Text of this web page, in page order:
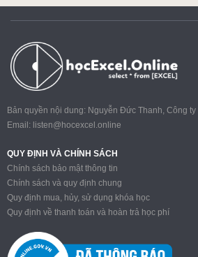
Google Sheet
MOS
Power BI
Bản quyền nội dung: Nguyễn Đức Thanh, Công ty
Email: listen@hocexcel.online
QUY ĐỊNH VÀ CHÍNH SÁCH
Chính sách bảo mật thông tin
Chính sách và quy định chung
Quy định mua, hủy, sử dụng khóa học
Quy định về thanh toán và hoàn trả học phí